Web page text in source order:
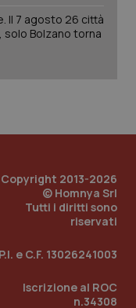
Il 7 agosto 26 città
Bolzano torna
Copyright 2013-2026
© Homnya Srl
Tutti i diritti sono
riservati
P.I. e C.F. 13026241003
Iscrizione al ROC
n.34308
LLC